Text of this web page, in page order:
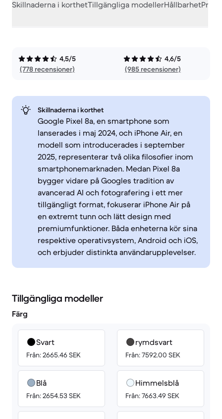
Skillnaderna i korthetTillgängliga modellerHållbarhet
4,5/5
(778 recensioner)
4,6/5
(985 recensioner)
Skillnaderna i korthet
Google Pixel 8a, en smartphone som
lanserades i maj 2024, och iPhone Air, en
modell som introducerades i september
2025, representerar två olika filosofier inom
smartphonemarknaden. Medan Pixel 8a
bygger vidare på Googles tradition av
avancerad AI och fotografering i ett mer
tillgängligt format, fokuserar iPhone Air på
en extremt tunn och lätt design med
premiumfunktioner. Båda enheterna kör sina
respektive operativsystem, Android och iOS,
och erbjuder distinkta användarupplevelser.
Tillgängliga modeller
Färg
Svart
Från: 2665.46 SEK
Blå
Från: 2654.53 SEK
rymdsvart
Från: 7592.00 SEK
Himmelsblå
Från: 7663.49 SEK